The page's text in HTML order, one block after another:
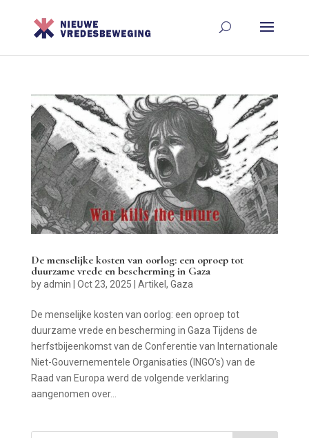
De menselijke kosten van oorlog: een oproep tot
duurzame vrede en bescherming in Gaza
byadmin | Oct 23, 2025 | Artikel, Gaza
De menselijke kosten van oorlog: een oproep tot
duurzame vrede en bescherming in Gaza Tijdens de
herfstbijeenkomst van de Conferentie van Internationale
Niet-Gouvernementele Organisaties (INGO’s) van de
Raad van Europa werd de volgende verklaring
aangenomen over...